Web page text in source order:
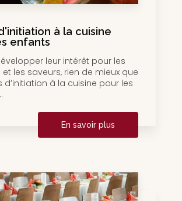
à la cuisine
enfants
leur intérêt pour les
les saveurs, rien de mieux que
d’initiation à la cuisine pour les
En savoir plus